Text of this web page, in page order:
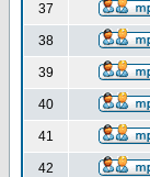
37
38
39
40
41
42